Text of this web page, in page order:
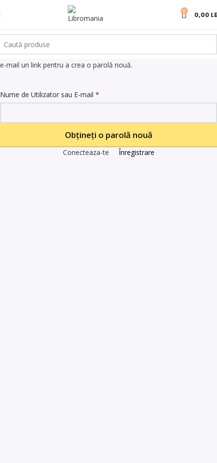
0 0,00
Introduceți numele de utilizator sau adresa de e-mail. Veți primi prin
e-mail un link pentru a crea o parolă nouă.
Nume de Utilizator sau E-mail *
Conecteaza-te Înregistrare